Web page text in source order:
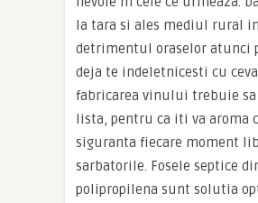
la tara si ales mediul rural in
detrimentul oraselor atunci
deja te indeletnicesti cu
fabricarea vinului trebuie sa
lista, pentru ca iti va aroma
siguranta fiecare moment
sarbatorile. Fosele septice
polipropilena sunt solutia